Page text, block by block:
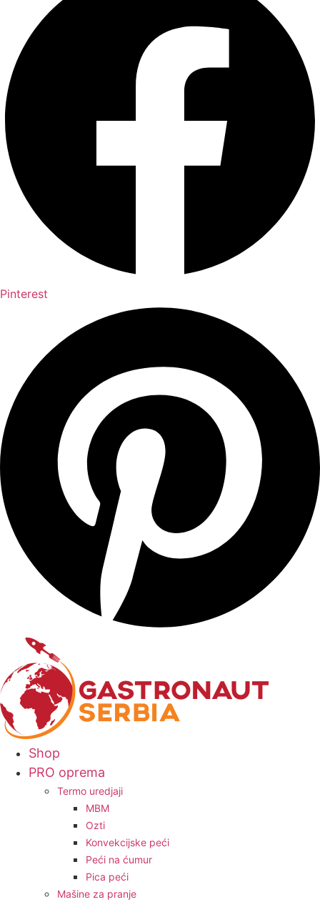
Pinterest
Shop
PRO oprema
Termo uredjaji
MBM
Ozti
Konvekcijske peći
Peći na ćumur
Pica peći
Mašine za pranje